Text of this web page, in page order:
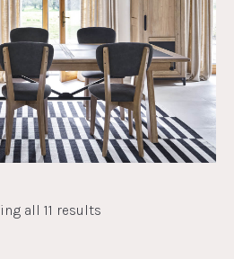
all 11 results